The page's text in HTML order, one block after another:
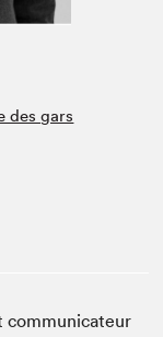
des gars
communicateur